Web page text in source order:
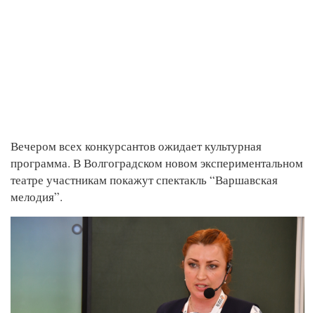
Вечером всех конкурсантов ожидает культурная
программа. В Волгоградском новом экспериментальном
театре участникам покажут спектакль “Варшавская
мелодия”.